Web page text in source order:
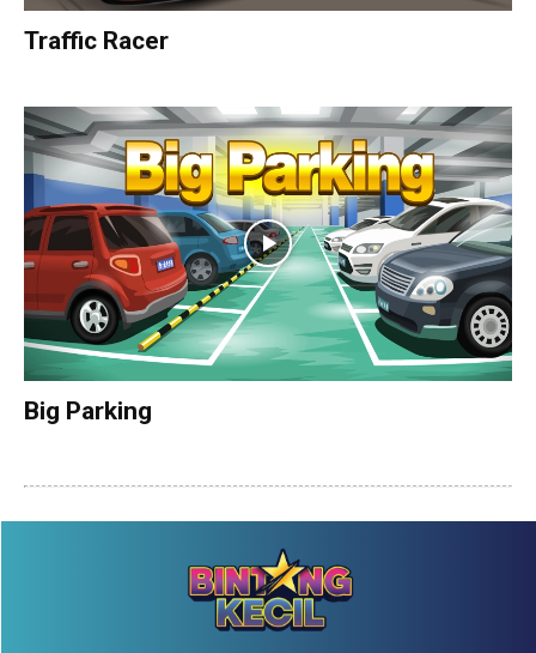
Traffic Racer
Big Parking